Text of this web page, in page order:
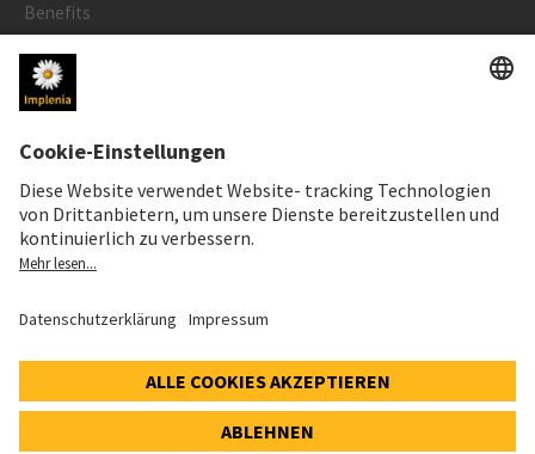
Benefits
RECHTLICHES
Cookie- und Social-Media-Richtlinie
Cookie-Einstellungen
SWX: Implenia AG